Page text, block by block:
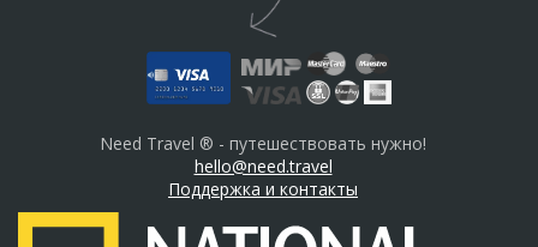
Need Travel ® - путешествовать нужно!
hello@need.travel
Поддержка и контакты